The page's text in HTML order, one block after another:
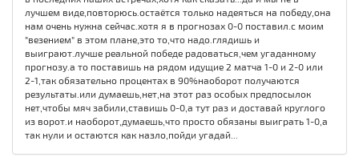
лучшем виде,повторюсь.остаётся только надеяться на победу,она
нам очень нужна сейчас.хотя я в прогнозах 0-0 поставил.с моим
"везением" в этом плане,это то,что надо.глядишь и
выиграют.лучше реальной победе радоваться,чем угаданному
прогнозу.а то поставишь на рядом идущие 2 матча 1-0 и 2-0 или
2-1,так обязательно процентах в 90%наоборот получаются
результаты.или думаешь,нет,на этот раз особых предпосылок
нет,чтобы мяч забили,ставишь 0-0,а тут раз и доставай круглого
из ворот.и наоборот,думаешь,что просто обязаны выиграть 1-0,а
так нули и остаются как назло,пойди угадай...